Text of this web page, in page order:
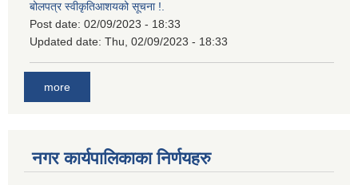
बोलपत्र स्वीकृतिआशयको सूचना !.
Post date: 02/09/2023 - 18:33
Updated date: Thu, 02/09/2023 - 18:33
more
नगर कार्यपालिकाका निर्णयहरु